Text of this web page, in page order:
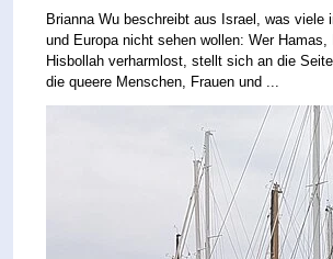
Brianna Wu beschreibt aus Israel, was viele
und Europa nicht sehen wollen: Wer Hamas,
Hisbollah verharmlost, stellt sich an die
die queere Menschen, Frauen und ...